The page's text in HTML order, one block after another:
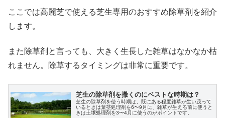
ここでは高麗芝で使える芝生専用のおすすめ除草剤を紹介
します。
また除草剤と言っても、大きく生長した雑草はなかなか枯
れません。除草するタイミングは非常に重要です。
芝生の除草剤を撒くのにベストな時期は？
芝生の除草剤を使う時期は、既にある程度雑草が生い茂って
いるときは葉茎処理剤を6〜9月に、雑草が生える前に使うと
きは土壌処理剤を3〜4月に使うのがポイントです。